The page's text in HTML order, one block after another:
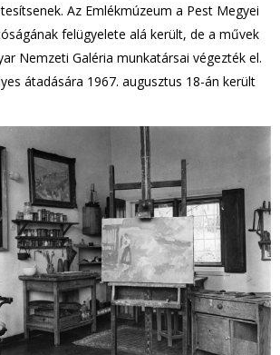
Az Emlékmúzeum a Pest Megyei
felügyelete alá került, de a művek
Nemzeti Galéria munkatársai végezték el.
átadására 1967. augusztus 18-án került